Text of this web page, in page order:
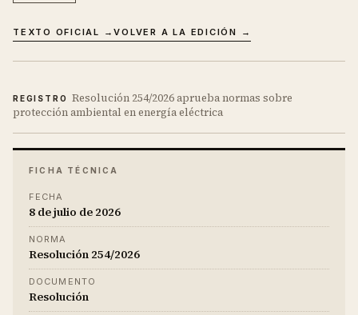
TEXTO OFICIAL →VOLVER A LA EDICIÓN →
REGISTRO
Resolución 254/2026 aprueba normas sobre
protección ambiental en energía eléctrica
FICHA TÉCNICA
FECHA
8 de julio de 2026
NORMA
Resolución 254/2026
DOCUMENTO
Resolución